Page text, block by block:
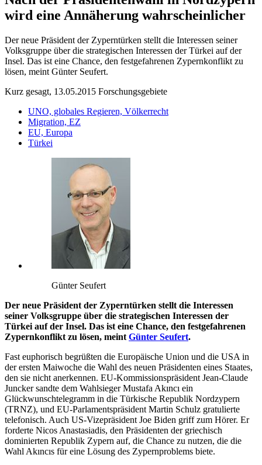
wird eine Annäherung wahrscheinlicher
Der neue Präsident der Zyperntürken stellt die Interessen seiner
Volksgruppe über die strategischen Interessen der Türkei auf der
Insel. Das ist eine Chance, den festgefahrenen Zypernkonflikt zu
lösen, meint Günter Seufert.
Kurz gesagt, 13.05.2015 Forschungsgebiete
UNO, globales Regieren, Völkerrecht
Migration, EZ
EU, Europa
Türkei
Günter Seufert
Der neue Präsident der Zyperntürken stellt die Interessen
seiner Volksgruppe über die strategischen Interessen der
Türkei auf der Insel. Das ist eine Chance, den festgefahrenen
Zypernkonflikt zu lösen, meint Günter Seufert.
Fast euphorisch begrüßten die Europäische Union und die USA in
der ersten Maiwoche die Wahl des neuen Präsidenten eines Staates,
den sie nicht anerkennen. EU-Kommissionspräsident Jean-Claude
Juncker sandte dem Wahlsieger Mustafa Akıncı ein
Glückwunschtelegramm in die Türkische Republik Nordzypern
(TRNZ), und EU-Parlamentspräsident Martin Schulz gratulierte
telefonisch. Auch US-Vizepräsident Joe Biden griff zum Hörer. Er
forderte Nicos Anastasiadis, den Präsidenten der griechisch
dominierten Republik Zypern auf, die Chance zu nutzen, die die
Wahl Akıncıs für eine Lösung des Zypernproblems biete.